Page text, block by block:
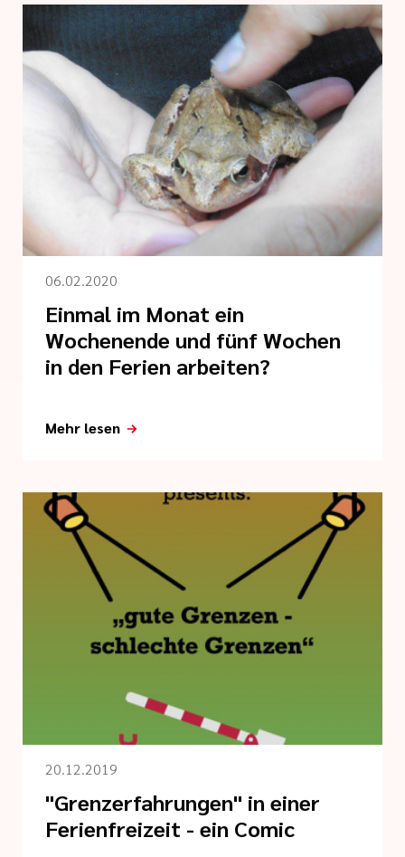
06.02.2020
Einmal im Monat ein
Wochenende und fünf Wochen
in den Ferien arbeiten?
Mehr lesen
20.12.2019
"Grenzerfahrungen" in einer
Ferienfreizeit - ein Comic